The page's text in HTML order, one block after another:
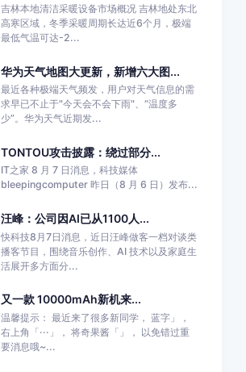
吉林本地清洁采暖设备市场概况 吉林地处东北
高寒区域，冬季采暖周期长达近6个月，极端
最低气温可达-2...
华为天气地图大更新，新增六大图...
最近各种极端天气频发，用户对天气信息的需
求早已不止于"今天会不会下雨"、“温度多
少”。华为天气近期发...
TONTOU攻击披露：绕过部分...
IT之家 8 月 7 日消息，科技媒体
bleepingcomputer 昨日（8 月 6 日）发布...
汪峰：公司因AI已从1100人...
快科技8月7日消息，近日汪峰做客一档对谈类
播客节目，围绕音乐创作、AI 技术以及家庭生
活展开多方面分...
又一款 10000mAh新机来...
温馨提示： 最近来了很多新同学， 蓝字」，
右上角「···」， 将奇果酱「」， 以免错过重
要消息哦~...